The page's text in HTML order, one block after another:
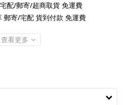
配/郵寄/超商取貨 免運費
郵寄/宅配 貨到付款 免運費
查看更多